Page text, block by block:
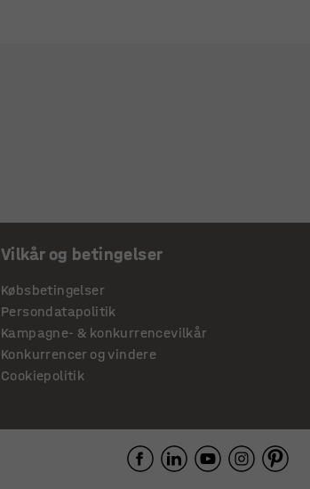
Vilkår og betingelser
Købsbetingelser
Persondatapolitik
Kampagne- & konkurrencevilkår
Konkurrencer og vindere
Cookiepolitik